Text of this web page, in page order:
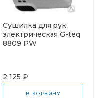
Cушилка для рук
электрическая G-teq
8809 PW
2 125 ₽
В КОРЗИНУ